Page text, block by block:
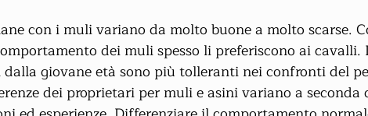
con i muli variano da molto buone a molto scarse.
dei muli spesso li preferiscono ai
giovane età sono più tolleranti nei confronti del
dei proprietari per muli e asini variano a seconda